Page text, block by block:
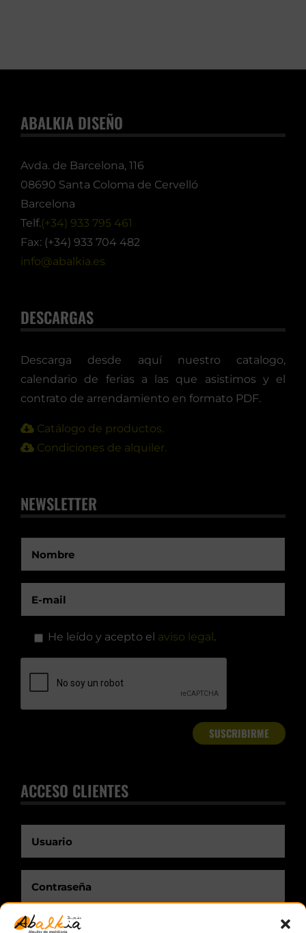
ABALKIA DISEÑO
Avda. de Barcelona, 116
08690 Santa Coloma de Cervelló
Barcelona
Telf.(+34) 933 795 461
Fax: (+34) 933 704 482
info@abalkia.es
DESCARGAS
Descarga desde aquí nuestro catalogo,
calendario de ferias a las que asistimos y el
contrato de arrendamiento en formato PDF.
Catálogo de productos.
Condiciones de alquiler.
NEWSLETTER
He leído y acepto el aviso legal .
ACCESO CLIENTES
Recuérdame.